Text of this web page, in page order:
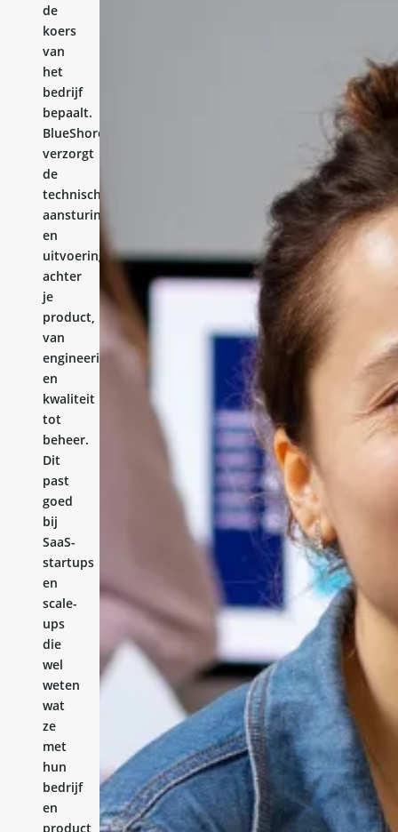
de
koers
van
het
bedrijf
bepaalt.
BlueShores
verzorgt
de
technische
aansturing
en
uitvoering
achter
je
product,
van
engineering
en
kwaliteit
tot
beheer.
Dit
past
goed
bij
SaaS-
startups
en
scale-
ups
die
wel
weten
wat
ze
met
hun
bedrijf
en
product